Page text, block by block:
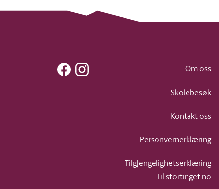
FacebookInstagram Om oss
Skolebesøk
Kontakt oss
Personvernerklæring
Tilgjengelighetserklæring
Til stortinget.no